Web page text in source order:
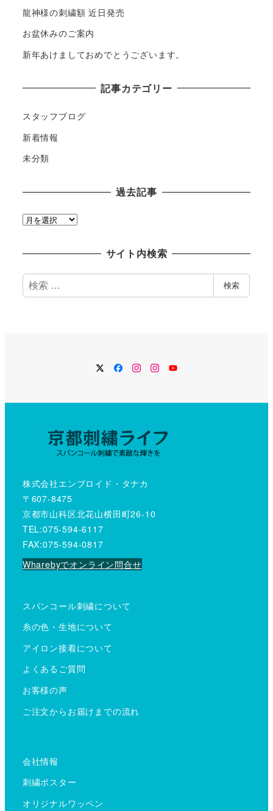
龍神様の刺繍額 近日発売
お盆休みのご案内
新年あけましておめでとうございます。
記事カテゴリー
スタッフブログ
新着情報
未分類
過去記事
過
サイト内検索
検
索
検索
TwitterFacebook
Instagram
Instagram
YouTube
株式会社エンブロイド・タナカ
〒607-8475
京都市山科区北花山横田町26-10
TEL:075-594-6117
FAX:075-594-0817
Wharebyでオンライン問合せ
スパンコール刺繍について
糸の色・生地について
アイロン接着について
よくあるご質問
お客様の声
ご注文からお届けまでの流れ
会社情報
刺繍ポスター
オリジナルワッペン